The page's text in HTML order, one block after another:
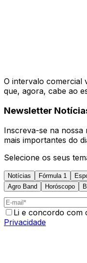
O intervalo comercial
que, agora, cabe ao
Newsletter
Inscreva-se na nossa
mais importantes do
Selecione os seus
Notícias Fórmula 1
Agro Band
Horóscopo
Li e concordo com
Privacidade